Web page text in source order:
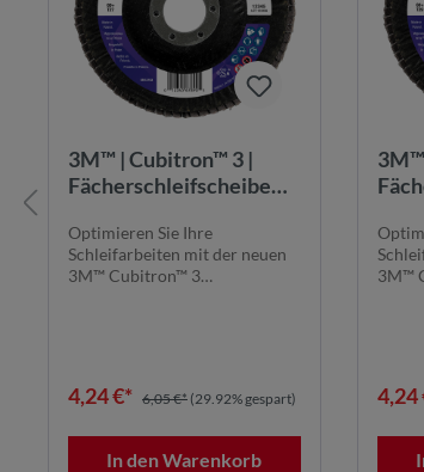
3M™ | Cubitron™ 3 |
Fächerschleifscheibe
mm, T27 | 7100379795
Optimieren Sie Ihre
Schleifarbeiten mit der neuen
3M™ Cubitron™ 3
4,24 €* 6,05 €* (29.92% gespart)
In den Warenkorb
mm,
3M™
4,24